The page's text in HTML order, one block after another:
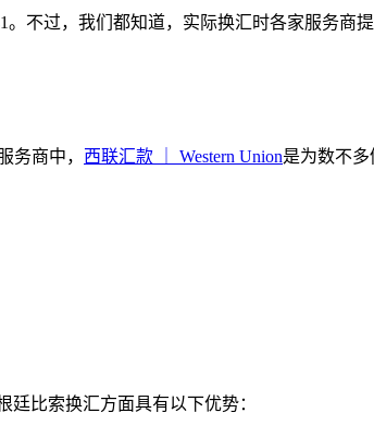
。不过，我们都知道，实际换汇时各家服务
务商中， 西联汇款 ｜ Western Union是为数不多
廷比索换汇方面具有以下优势：